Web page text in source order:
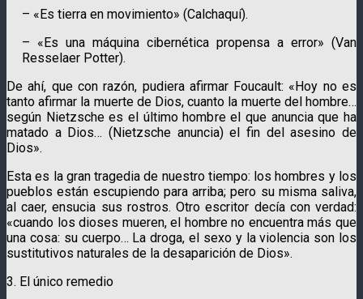
– «Es tierra en movimiento» (Calchaquí).
– «Es una máquina cibernética propensa a error» (Van
Resselaer Potter).
De ahí, que con razón, pudiera afirmar Foucault: «Hoy no es
tanto afirmar la muerte de Dios, cuanto la muerte del hombre…
según Nietzsche es el último hombre el que anuncia que ha
matado a Dios… (Nietzsche anuncia) el fin del asesino de
Dios».
Esta es la gran tragedia de nuestro tiempo: los hombres y los
pueblos están escupiendo para arriba; pero su misma saliva,
al caer, ensucia sus rostros. Otro escritor decía con verdad:
«cuando los dioses mueren, el hombre no encuentra más que
una cosa: su cuerpo… La droga, el sexo y la violencia son los
sustituti­vos naturales de la desaparición de Dios».
3. El único remedio